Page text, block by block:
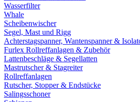
Wasserfilter
Whale
Scheibenwischer
Segel, Mast und Rigg
Achterstagspanner, Wantenspanner &
Furlex Rollreffanlagen & Zubehör
Lattenbeschläge & Segellatten
Mastrutscher & Stagreiter
Rollreffanlagen
Rutscher, Stopper & Endstücke
Salingsschoner